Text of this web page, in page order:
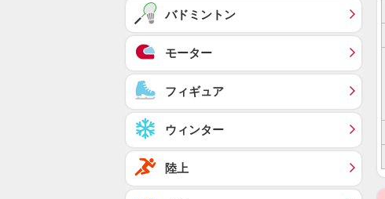
バドミントン
モーター
フィギュア
ウィンター
陸上